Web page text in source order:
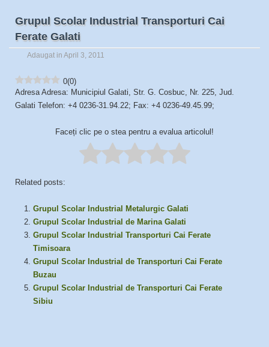
Grupul Scolar Industrial Transporturi Cai
Ferate Galati
Adaugat in April 3, 2011
0(0)
Adresa Adresa: Municipiul Galati, Str. G. Cosbuc, Nr. 225, Jud.
Galati Telefon: +4 0236-31.94.22; Fax: +4 0236-49.45.99;
Faceți clic pe o stea pentru a evalua articolul!
Related posts:
Grupul Scolar Industrial Metalurgic Galati
Grupul Scolar Industrial de Marina Galati
Grupul Scolar Industrial Transporturi Cai Ferate
Timisoara
Grupul Scolar Industrial de Transporturi Cai Ferate
Buzau
Grupul Scolar Industrial de Transporturi Cai Ferate
Sibiu